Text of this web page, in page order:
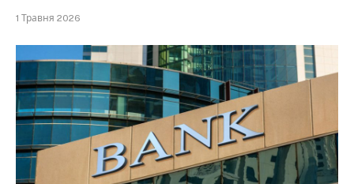
1 Травня 2026